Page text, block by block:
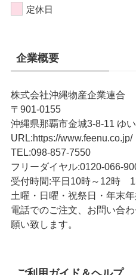
定休日
企業概要
株式会社沖縄物産企業連合
〒901-0155
沖縄県那覇市金城3-8-11 ゆ
URL:https://www.feenu.co.jp/
TEL:098-857-7550
フリーダイヤル:0120-066-
受付時間:平日10時～12時
土曜・日曜・祝祭日・年末
電話でのご注文、お問い合
願い致します。